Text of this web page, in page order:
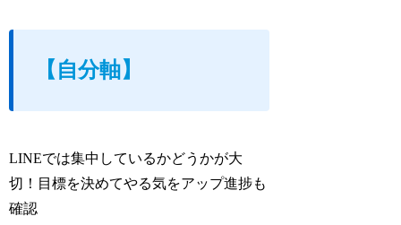
【自分軸】
LINEでは集中しているかどうかが大
切！目標を決めてやる気をアップ進捗も
確認